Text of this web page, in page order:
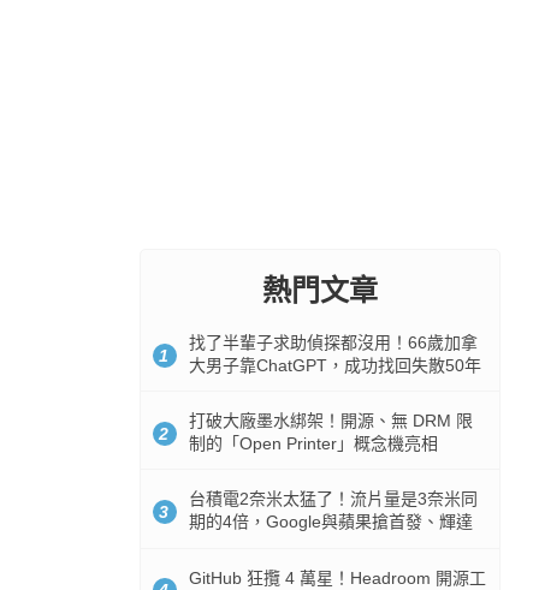
熱門文章
1
找了半輩子求助偵探都沒用！66歲加拿
大男子靠ChatGPT，成功找回失散50年
2
打破大廠墨水綁架！開源、無 DRM 限
制的「Open Printer」概念機亮相
3
台積電2奈米太猛了！流片量是3奈米同
期的4倍，Google與蘋果搶首發、輝達
GitHub 狂攬 4 萬星！Headroom 開源工